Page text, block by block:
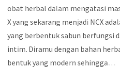
obat herbal dalam mengatasi
X yang sekarang menjadi NCX
yang berbentuk sabun berfungsi
intim. Diramu dengan bahan
bentuk yang modern sehingga…